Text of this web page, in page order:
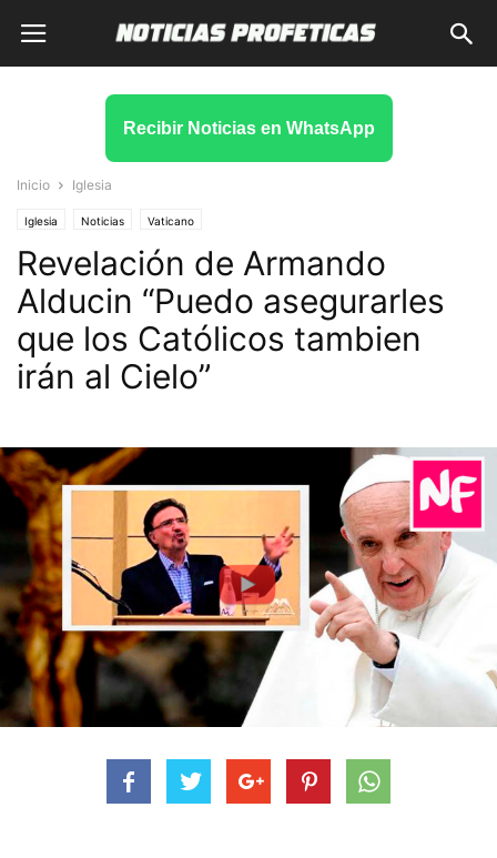
Recibir Noticias en WhatsApp
Inicio Iglesia
Iglesia Noticias Vaticano
Revelación de Armando
Alducin “Puedo asegurarles
que los Católicos tambien
irán al Cielo”